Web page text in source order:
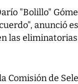
"Bolillo"
anunció
las
Comisión de